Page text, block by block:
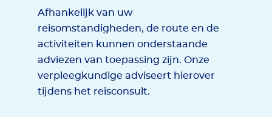
Afhankelijk van uw
reisomstandigheden, de route en de
activiteiten kunnen onderstaande
adviezen van toepassing zijn. Onze
verpleegkundige adviseert hierover
tijdens het reisconsult.